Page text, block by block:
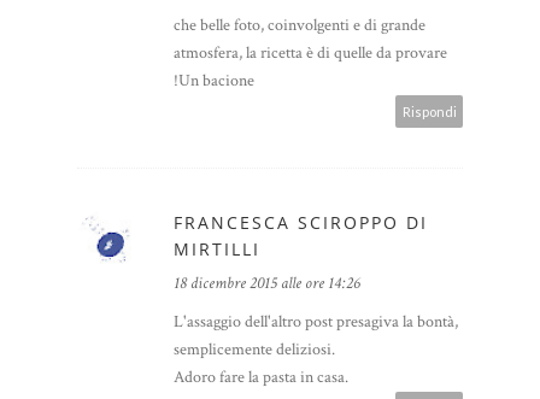
che belle foto, coinvolgenti e di grande
atmosfera, la ricetta è di quelle da provare
!Un bacione
Rispondi
FRANCESCA SCIROPPO DI
MIRTILLI
18 dicembre 2015 alle ore 14:26
L'assaggio dell'altro post presagiva la bontà,
semplicemente deliziosi.
Adoro fare la pasta in casa.